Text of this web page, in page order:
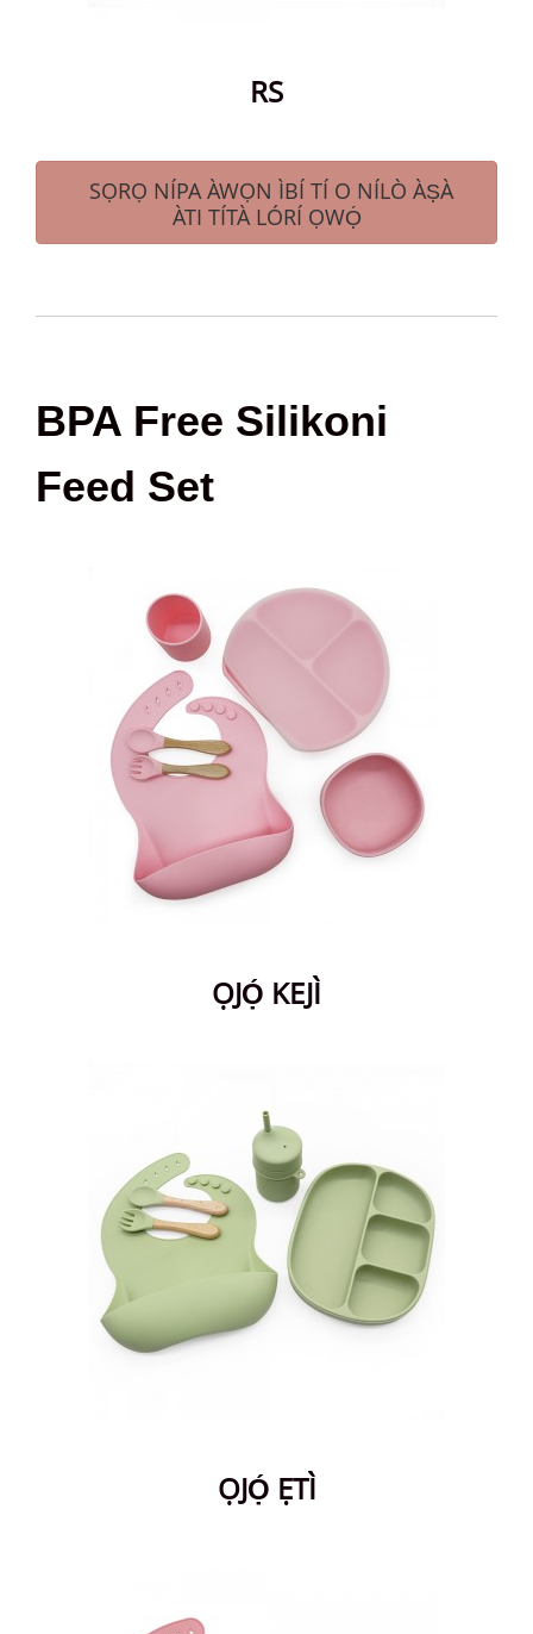
RS
SỌRỌ NÍPA ÀWỌN ÌBÍ TÍ O NÍLÒ ÀṢÀ
ÀTI TÍTÀ LÓRÍ ỌWỌ́
BPA Free Silikoni
Feed Set
ỌJỌ́ KEJÌ
ỌJỌ́ ẸTÌ